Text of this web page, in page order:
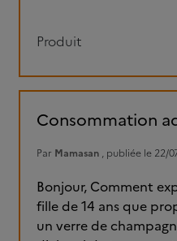
Produit
Consommation
Par Mamasan , publiée le 22/
Bonjour, Comment
fille de 14 ans que
un verre de